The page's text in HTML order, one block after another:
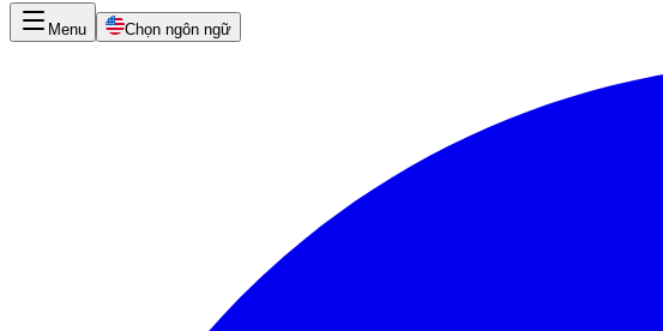
Menu Chọn ngôn ngữ